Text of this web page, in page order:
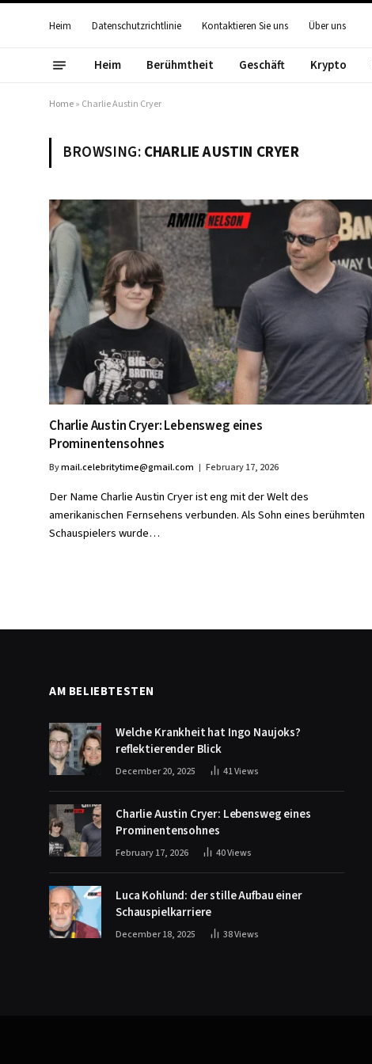
Heim Datenschutzrichtlinie Kontaktieren Sie uns Über uns
Heim Berühmtheit Geschäft Krypto
Home» Charlie Austin Cryer
BROWSING:CHARLIE AUSTIN CRYER
Charlie Austin Cryer: Lebensweg eines
Prominentensohnes
Bymail.celebritytime@gmail.com February 17, 2026
Der Name Charlie Austin Cryer ist eng mit der Welt des
amerikanischen Fernsehens verbunden. Als Sohn eines berühmten
Schauspielers wurde…
AM BELIEBTESTEN
Welche Krankheit hat Ingo Naujoks?
reflektierender Blick
December 20, 2025 41Views
Charlie Austin Cryer: Lebensweg eines
Prominentensohnes
February 17, 2026 40Views
Luca Kohlund: der stille Aufbau einer
Schauspielkarriere
December 18, 2025 38Views